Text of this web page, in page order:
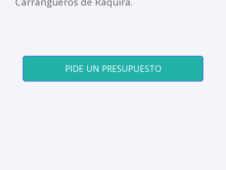
PIDE UN PRESUPUESTO